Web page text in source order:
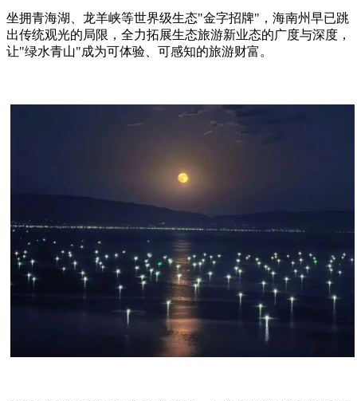
坐拥青海湖、龙羊峡等世界级生态"金字招牌"，海南州早已跳
出传统观光的局限，全力拓展生态旅游新业态的广度与深度，
让"绿水青山"成为可体验、可感知的旅游财富。